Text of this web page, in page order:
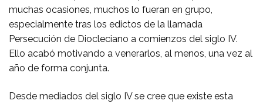
muchas ocasiones, muchos lo fueran en grupo,
especialmente tras los edictos de la llamada
Persecución de Diocleciano a comienzos del siglo IV.
Ello acabó motivando a venerarlos, al menos, una vez al
año de forma conjunta.
Desde mediados del siglo IV se cree que existe esta